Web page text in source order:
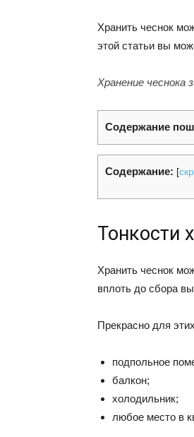
Хранить чеснок
этой статьи вы
Хранение чеснока
Содержание
Содержание: [
Тонкости
Хранить чеснок
вплоть до сбора
Прекрасно для
подпольное
балкон;
холодильник;
любое место в